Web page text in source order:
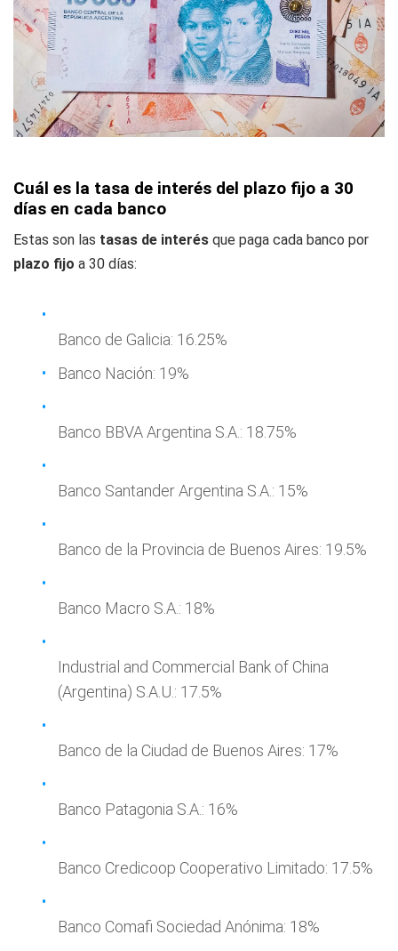
Cuál es la tasa de interés del plazo fijo a 30
días en cada banco
Estas son las tasas de interés que paga cada banco por
plazo fijo a 30 días:
Banco de Galicia: 16.25%
Banco Nación: 19%
Banco BBVA Argentina S.A.: 18.75%
Banco Santander Argentina S.A.: 15%
Banco de la Provincia de Buenos Aires: 19.5%
Banco Macro S.A.: 18%
Industrial and Commercial Bank of China
(Argentina) S.A.U.: 17.5%
Banco de la Ciudad de Buenos Aires: 17%
Banco Patagonia S.A.: 16%
Banco Credicoop Cooperativo Limitado: 17.5%
Banco Comafi Sociedad Anónima: 18%